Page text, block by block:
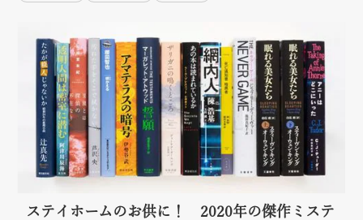
ステイホームのお供に！ 2020年の傑作ミステ